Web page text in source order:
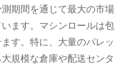
期間を通じて最大の市場
ます。マシンロールは包
す。特に、大量のパレッ
規模な倉庫や配送センタ